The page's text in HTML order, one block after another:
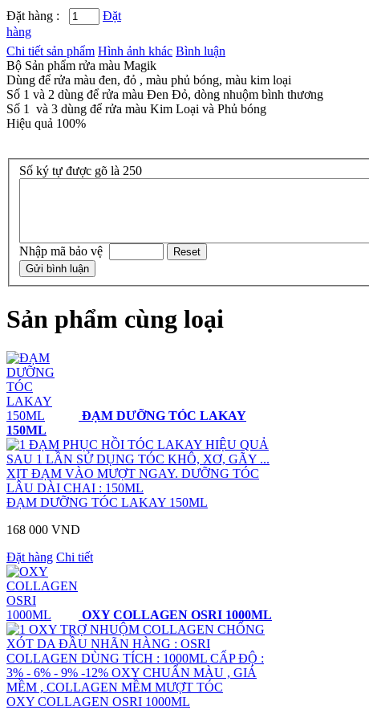
Đặt hàng :
Đặt
hàng
Chi tiết sản phẩm Hình ảnh khác Bình luận
Bộ Sản phẩm rửa màu Magik
Dùng để rửa màu đen, đỏ , màu phủ bóng, màu kim loại
Số 1 và 2 dùng để rửa màu Đen Đỏ, dòng nhuộm bình thương
Số 1 và 3 dùng để rửa màu Kim Loại và Phủ bóng
Hiệu quả 100%
Số ký tự được gõ là 250
Nhập mã bảo vệ
Sản phẩm cùng loại
ĐẠM DƯỠNG TÓC LAKAY
150ML
ĐẠM PHỤC HỒI TÓC LAKAY HIỆU QUẢ
SAU 1 LẦN SỬ DỤNG TÓC KHÔ, XƠ, GÃY ...
XỊT ĐẠM VÀO MƯỢT NGAY. DƯỠNG TÓC
LÂU DÀI CHAI : 150ML
ĐẠM DƯỠNG TÓC LAKAY 150ML
168 000 VND
Đặt hàng Chi tiết
OXY COLLAGEN OSRI 1000ML
OXY TRỢ NHUỘM COLLAGEN CHỐNG
XÓT DA ĐẦU NHÃN HÀNG : OSRI
COLLAGEN DÙNG TÍCH : 1000ML CẤP ĐỘ :
3% - 6% - 9% -12% OXY CHUẨN MÀU , GIÁ
MỀM , COLLAGEN MỀM MƯỢT TÓC
OXY COLLAGEN OSRI 1000ML